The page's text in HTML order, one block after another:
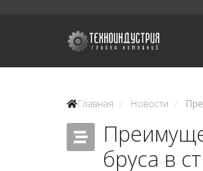
Главная / Новости /
бруса в